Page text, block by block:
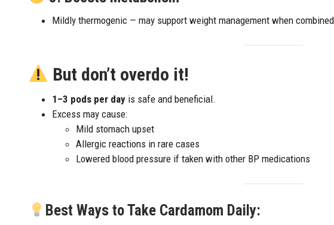
Mildly thermogenic — may support weight management when
But don’t overdo it!
1–3 pods per day is safe and beneficial.
Excess may cause:
Mild stomach upset
Allergic reactions in rare cases
Lowered blood pressure if taken with other BP medications
Best Ways to Take Cardamom Daily: